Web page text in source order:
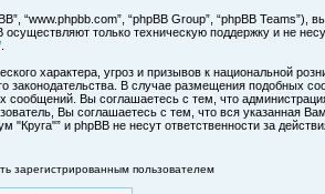
“phpBB Group”, “phpBB Teams”),
осуществляют только техническую поддержку и не
характера, угроз и призывов к национальной
законодательства. В случае размещения подобных
Вы соглашаетесь с тем, что
Вы соглашаетесь с тем, что вся указанная
и phpBB не несут ответственности за
зарегистрированным пользователем